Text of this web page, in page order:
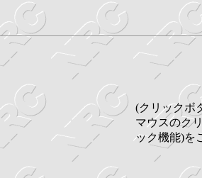
(クリックボ
マウスのク
ック機能)を